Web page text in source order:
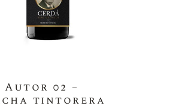
Autor 02 –
tintorera